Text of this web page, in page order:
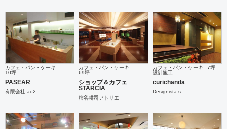
カフェ・パン・ケーキ
10坪
PASEAR
有限会社 ao2
カフェ・パン・ケーキ
69坪
ショップ＆カフェ
STARCIA
柿谷耕司アトリエ
カフェ・パン・ケーキ
7坪
設計施工
curichanda
Designista-s